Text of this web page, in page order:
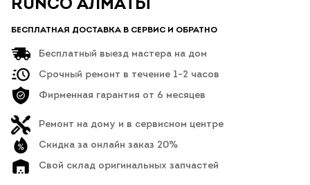
RUNCO АЛМАТЫ
БЕСПЛАТНАЯ ДОСТАВКА В СЕРВИС И ОБРАТНО
Бесплатный выезд мастера на дом
Срочный ремонт в течение 1-2 часов
Фирменная гарантия от 6 месяцев
Ремонт на дому и в сервисном центре
Скидка за онлайн заказ 20%
Свой склад оригинальных запчастей